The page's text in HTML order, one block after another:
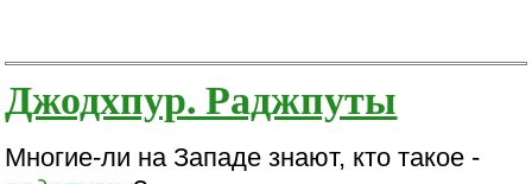
Джодхпур. Раджпуты
Многие-ли на Западе знают, кто такое -